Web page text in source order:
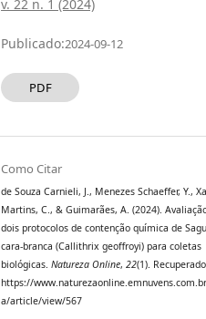
v. 22 n. 1 (2024)
Publicado:2024-09-12
PDF
Como Citar
de Souza Carnieli, J., Menezes Schaeffer, Y.,
Martins, C., & Guimarães, A. (2024).
dois protocolos de contenção química de
cara-branca (Callithrix geoffroyi) para coletas
biológicas.Natureza Online,22(1).
https://
a/article/view/567